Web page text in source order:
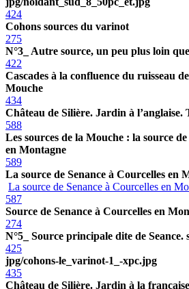
424
Cohons sources du varinot
275
N°3_ Autre source, un peu plus loin
422
Cascades à la confluence du ruisseau
Mouche
434
Château de Silière. Jardin à l’anglaise.
588
Les sources de la Mouche : la source
en Montagne
589
La source de Senance à Courcelles en
La source de Senance à Courcelles en
587
Source de Senance à Courcelles en
274
N°5_ Source principale dite de Seance.
425
jpg/cohons-le_varinot-1_-xpc.jpg
435
Château de Silière. Jardin à la